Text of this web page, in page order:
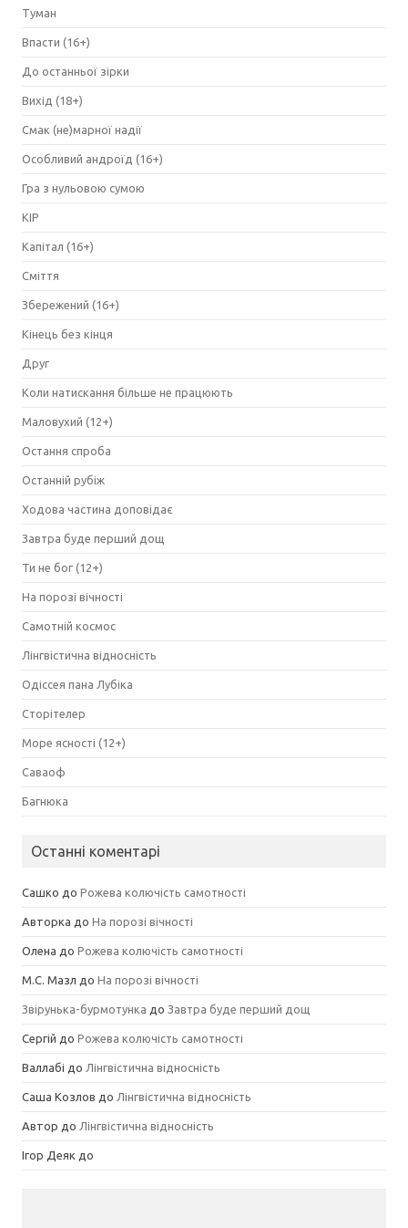
Туман
Впасти (16+)
До останньої зірки
Вихід (18+)
Смак (не)марної надії
Особливий андроїд (16+)
Гра з нульовою сумою
КІР
Капітал (16+)
Сміття
Збережений (16+)
Кінець без кінця
Друг
Коли натискання більше не працюють
Маловухий (12+)
Остання спроба
Останній рубіж
Ходова частина доповідає
Завтра буде перший дощ
Ти не бог (12+)
На порозі вічності
Самотній космос
Лінгвістична відносність
Одіссея пана Лубіка
Сторітелер
Море ясності (12+)
Саваоф
Багнюка
Останні коментарі
Сашко до Рожева колючість самотності
Авторка до На порозі вічності
Олена до Рожева колючість самотності
М.С. Мазл до На порозі вічності
Звірунька-бурмотунка до Завтра буде перший дощ
Сергій до Рожева колючість самотності
Валлабі до Лінгвістична відносність
Саша Козлов до Лінгвістична відносність
Автор до Лінгвістична відносність
Ігор Деяк до